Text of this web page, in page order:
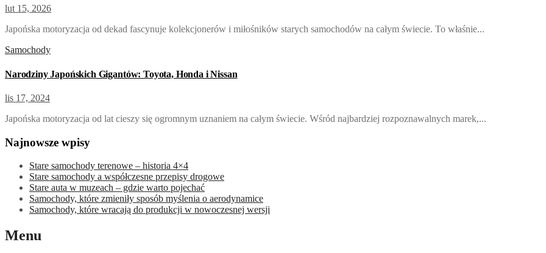
lut 15, 2026
Japońska motoryzacja od dekad fascynuje kolekcjonerów i miłośników starych samochodów na całym świecie. To właśnie...
Samochody
Narodziny Japońskich Gigantów: Toyota, Honda i Nissan
lis 17, 2024
Japońska motoryzacja od lat cieszy się ogromnym uznaniem na całym świecie. Wśród najbardziej rozpoznawalnych marek,...
Najnowsze wpisy
Stare samochody terenowe – historia 4×4
Stare samochody a współczesne przepisy drogowe
Stare auta w muzeach – gdzie warto pojechać
Samochody, które zmieniły sposób myślenia o aerodynamice
Samochody, które wracają do produkcji w nowoczesnej wersji
Menu